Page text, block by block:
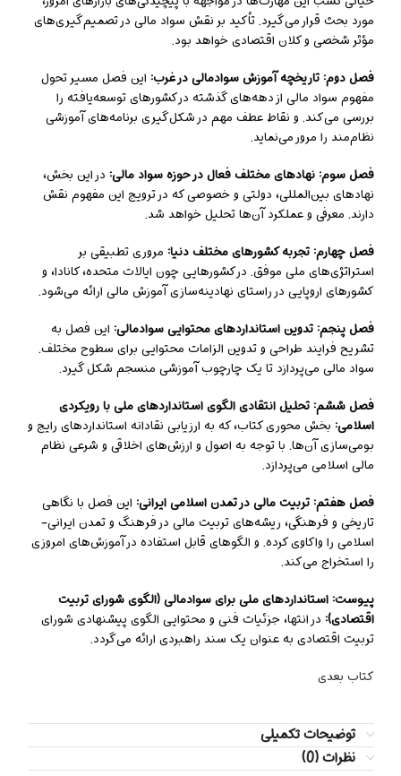
مورد بحث قرار می‌گیرد. تأکید بر نقش سواد مالی در تصمیم‌گیری‌های
مؤثر شخصی و کلان اقتصادی خواهد بود.
فصل دوم: تاریخچه آموزش سوادمالی در غرب: این فصل مسیر تحول
مفهوم سواد مالی از دهه‌های گذشته در کشورهای توسعه‌یافته را
بررسی می‌کند. و نقاط عطف مهم در شکل‌گیری برنامه‌های آموزشی
نظام‌مند را مرور می‌نماید.
فصل سوم: نهادهای مختلف فعال در حوزه سواد مالی: در این بخش،
نهادهای بین‌المللی، دولتی و خصوصی که در ترویج این مفهوم نقش
دارند. معرفی و عملکرد آن‌ها تحلیل خواهد شد.
فصل چهارم: تجربه کشورهای مختلف دنیا: مروری تطبیقی بر
استراتژی‌های ملی موفق. در کشورهایی چون ایالات متحده، کانادا، و
کشورهای اروپایی در راستای نهادینه‌سازی آموزش مالی ارائه می‌شود.
فصل پنجم: تدوین استانداردهای محتوایی سوادمالی: این فصل به
تشریح فرایند طراحی و تدوین الزامات محتوایی برای سطوح مختلف.
سواد مالی می‌پردازد تا یک چارچوب آموزشی منسجم شکل گیرد.
فصل ششم: تحلیل انتقادی الگوی استانداردهای ملی با رویکردی
اسلامی: بخش محوری کتاب، که به ارزیابی نقادانه استانداردهای رایج و
بومی‌سازی آن‌ها. با توجه به اصول و ارزش‌های اخلاقی و شرعی نظام
مالی اسلامی می‌پردازد.
فصل هفتم: تربیت مالی در تمدن اسلامی ایرانی: این فصل با نگاهی
تاریخی و فرهنگی، ریشه‌های تربیت مالی در فرهنگ و تمدن ایرانی-
اسلامی را واکاوی کرده. و الگوهای قابل استفاده در آموزش‌های امروزی
را استخراج می‌کند.
پیوست: استانداردهای ملی برای سوادمالی (الگوی شورای تربیت
اقتصادی): در انتها، جزئیات فنی و محتوایی الگوی پیشنهادی شورای
تربیت اقتصادی به عنوان یک سند راهبردی ارائه می‌گردد.
کتاب بعدی
توضیحات تکمیلی
نظرات (0)